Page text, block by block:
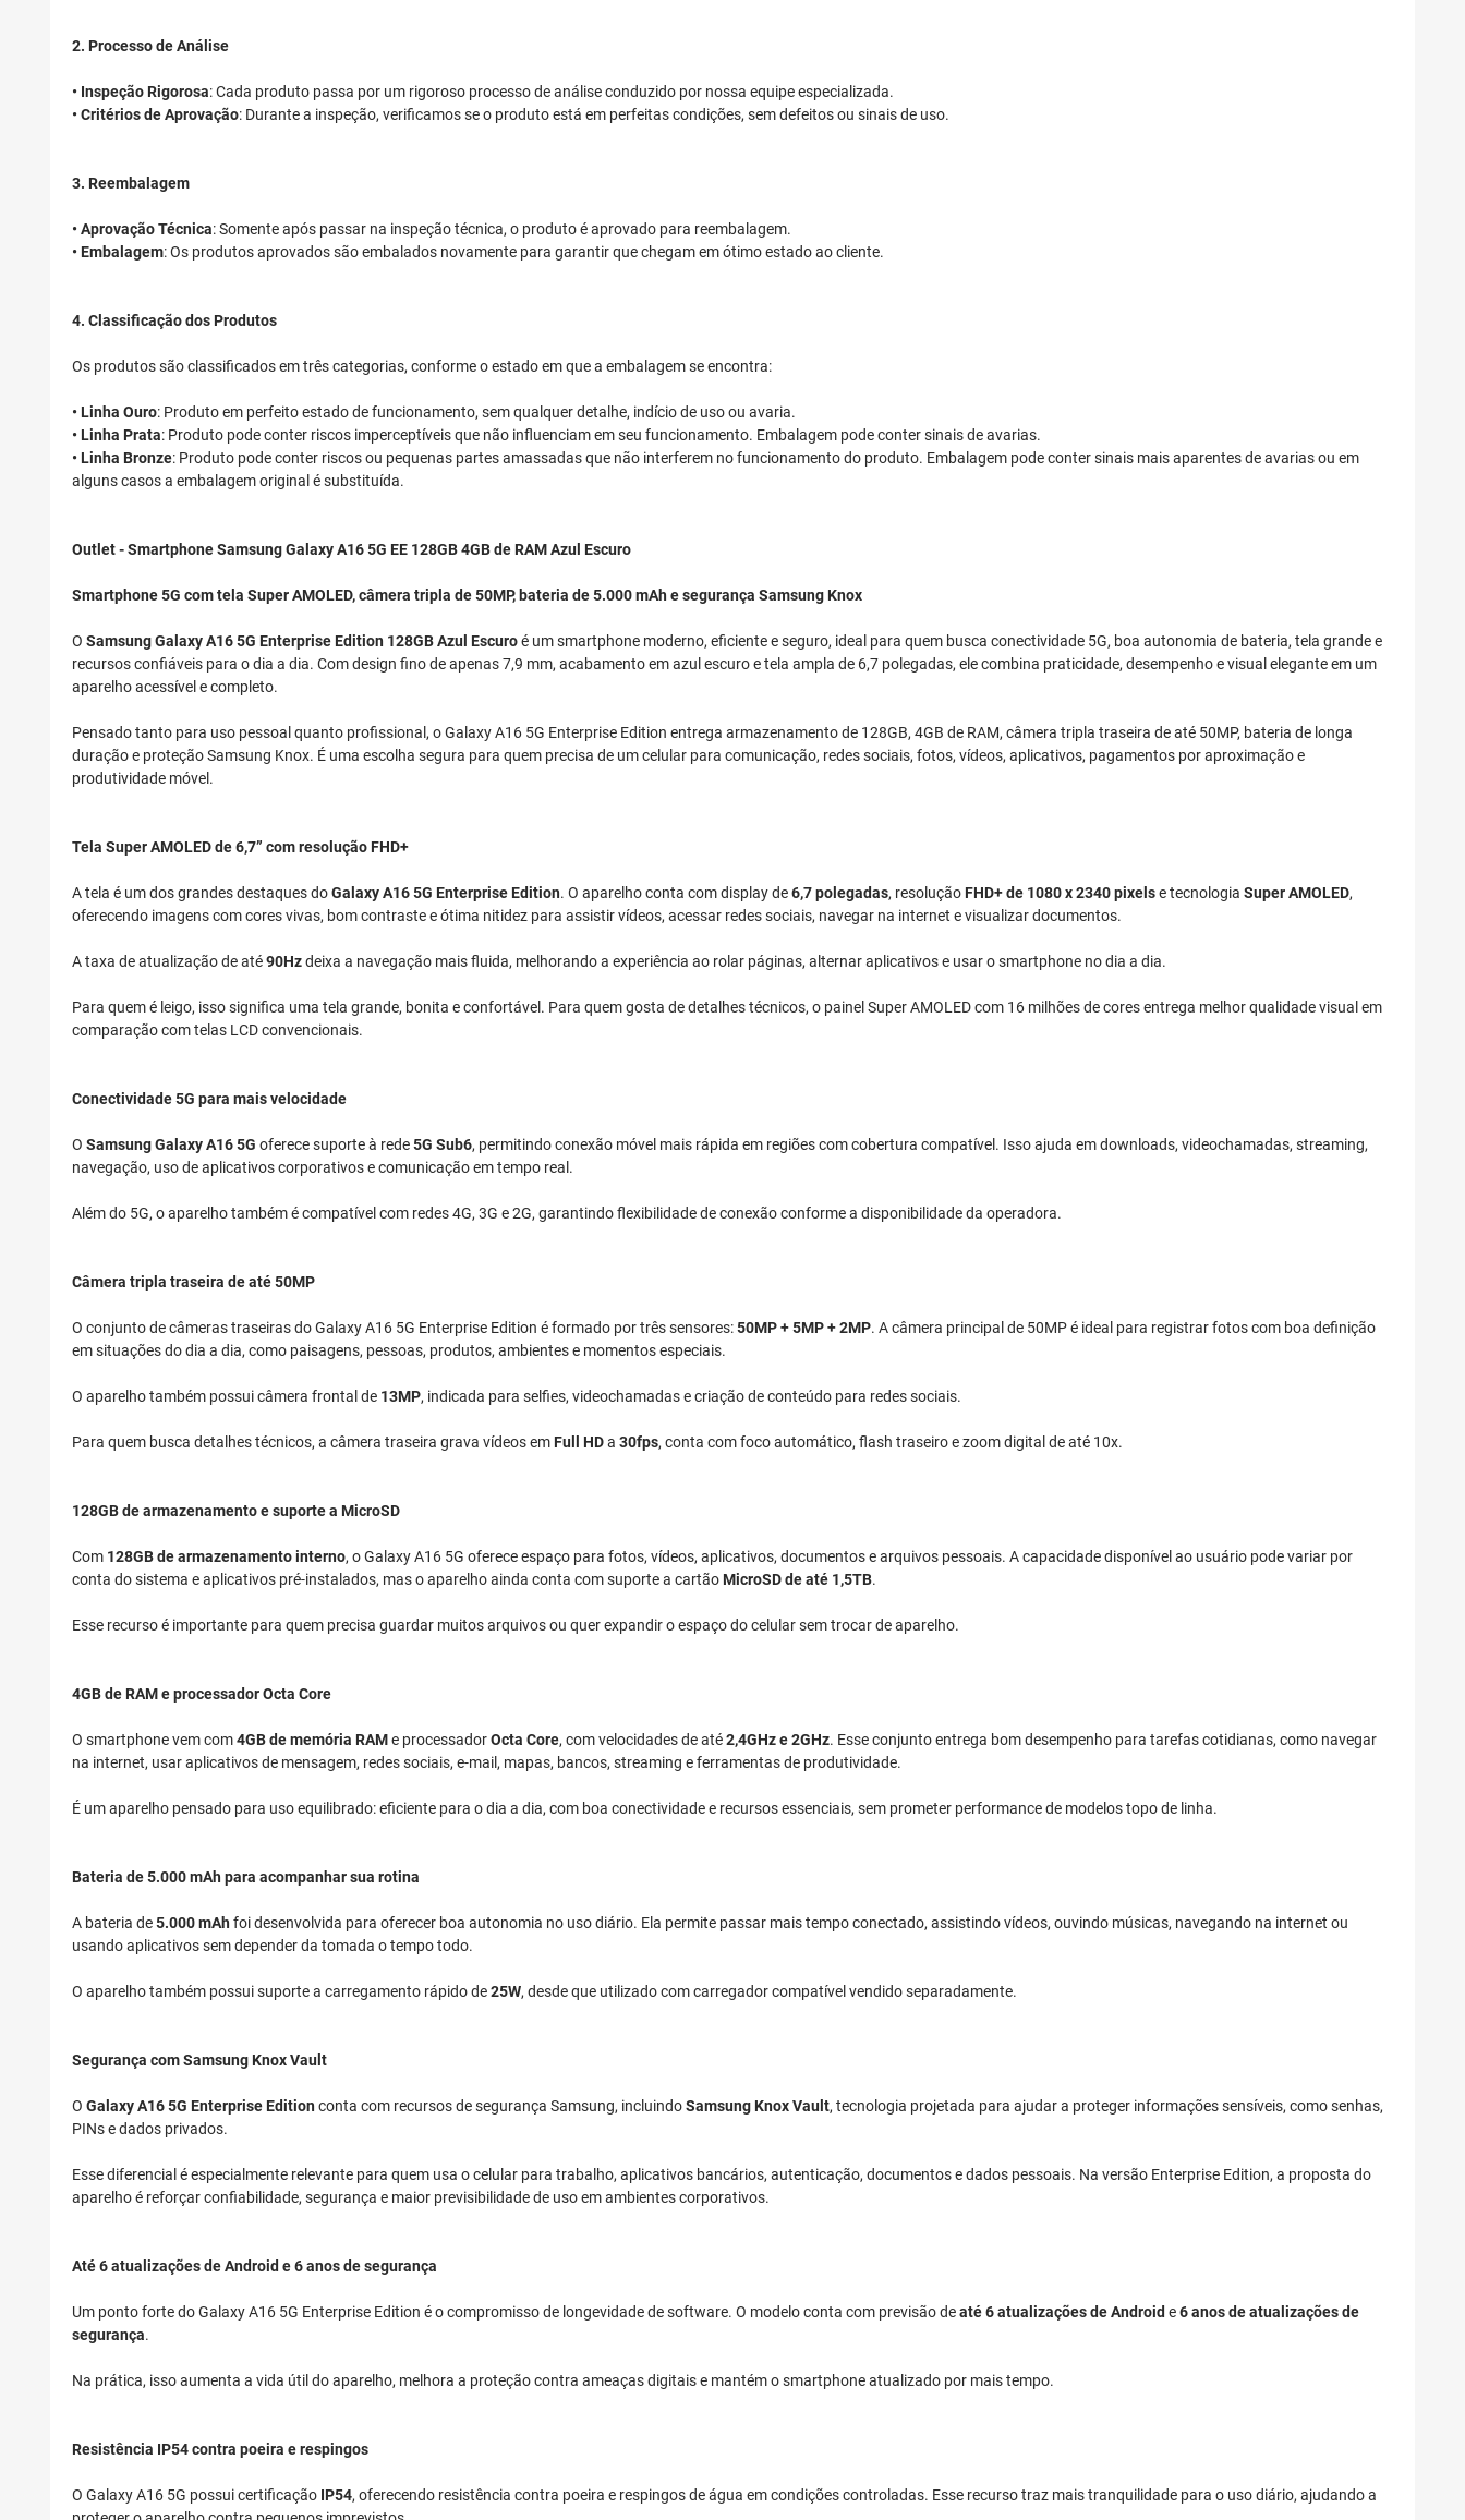
2. Processo de Análise
• Inspeção Rigorosa: Cada produto passa por um rigoroso processo de análise conduzido por nossa equipe especializada.
• Critérios de Aprovação: Durante a inspeção, verificamos se o produto está em perfeitas condições, sem defeitos ou sinais de uso.
3. Reembalagem
• Aprovação Técnica: Somente após passar na inspeção técnica, o produto é aprovado para reembalagem.
• Embalagem: Os produtos aprovados são embalados novamente para garantir que chegam em ótimo estado ao cliente.
4. Classificação dos Produtos
Os produtos são classificados em três categorias, conforme o estado em que a embalagem se encontra:
• Linha Ouro: Produto em perfeito estado de funcionamento, sem qualquer detalhe, indício de uso ou avaria.
• Linha Prata: Produto pode conter riscos imperceptíveis que não influenciam em seu funcionamento. Embalagem pode conter sinais de avarias.
• Linha Bronze: Produto pode conter riscos ou pequenas partes amassadas que não interferem no funcionamento do produto. Embalagem pode conter sinais mais aparentes de avarias ou em
alguns casos a embalagem original é substituída.
Outlet - Smartphone Samsung Galaxy A16 5G EE 128GB 4GB de RAM Azul Escuro
Smartphone 5G com tela Super AMOLED, câmera tripla de 50MP, bateria de 5.000 mAh e segurança Samsung Knox
O Samsung Galaxy A16 5G Enterprise Edition 128GB Azul Escuroé um smartphone moderno, eficiente e seguro, ideal para quem busca conectividade 5G, boa autonomia de bateria, tela grande e
recursos confiáveis para o dia a dia. Com design fino de apenas 7,9 mm, acabamento em azul escuro e tela ampla de 6,7 polegadas, ele combina praticidade, desempenho e visual elegante em um
aparelho acessível e completo.
Pensado tanto para uso pessoal quanto profissional, o Galaxy A16 5G Enterprise Edition entrega armazenamento de 128GB, 4GB de RAM, câmera tripla traseira de até 50MP, bateria de longa
duração e proteção Samsung Knox. É uma escolha segura para quem precisa de um celular para comunicação, redes sociais, fotos, vídeos, aplicativos, pagamentos por aproximação e
produtividade móvel.
Tela Super AMOLED de 6,7” com resolução FHD+
A tela é um dos grandes destaques doGalaxy A16 5G Enterprise Edition. O aparelho conta com display de6,7 polegadas, resoluçãoFHD+ de 1080 x 2340 pixelse tecnologia Super AMOLED,
oferecendo imagens com cores vivas, bom contraste e ótima nitidez para assistir vídeos, acessar redes sociais, navegar na internet e visualizar documentos.
A taxa de atualização de até90Hzdeixa a navegação mais fluida, melhorando a experiência ao rolar páginas, alternar aplicativos e usar o smartphone no dia a dia.
Para quem é leigo, isso significa uma tela grande, bonita e confortável. Para quem gosta de detalhes técnicos, o painel Super AMOLED com 16 milhões de cores entrega melhor qualidade visual em
comparação com telas LCD convencionais.
Conectividade 5G para mais velocidade
O Samsung Galaxy A16 5G oferece suporte à rede5G Sub6, permitindo conexão móvel mais rápida em regiões com cobertura compatível. Isso ajuda em downloads, videochamadas, streaming,
navegação, uso de aplicativos corporativos e comunicação em tempo real.
Além do 5G, o aparelho também é compatível com redes 4G, 3G e 2G, garantindo flexibilidade de conexão conforme a disponibilidade da operadora.
Câmera tripla traseira de até 50MP
O conjunto de câmeras traseiras do Galaxy A16 5G Enterprise Edition é formado por três sensores:50MP + 5MP + 2MP. A câmera principal de 50MP é ideal para registrar fotos com boa definição
em situações do dia a dia, como paisagens, pessoas, produtos, ambientes e momentos especiais.
O aparelho também possui câmera frontal de 13MP, indicada para selfies, videochamadas e criação de conteúdo para redes sociais.
Para quem busca detalhes técnicos, a câmera traseira grava vídeos emFull HDa 30fps, conta com foco automático, flash traseiro e zoom digital de até 10x.
128GB de armazenamento e suporte a MicroSD
Com 128GB de armazenamento interno, o Galaxy A16 5G oferece espaço para fotos, vídeos, aplicativos, documentos e arquivos pessoais. A capacidade disponível ao usuário pode variar por
conta do sistema e aplicativos pré-instalados, mas o aparelho ainda conta com suporte a cartãoMicroSD de até 1,5TB.
Esse recurso é importante para quem precisa guardar muitos arquivos ou quer expandir o espaço do celular sem trocar de aparelho.
4GB de RAM e processador Octa Core
O smartphone vem com4GB de memória RAMe processadorOcta Core, com velocidades de até2,4GHz e 2GHz. Esse conjunto entrega bom desempenho para tarefas cotidianas, como navegar
na internet, usar aplicativos de mensagem, redes sociais, e-mail, mapas, bancos, streaming e ferramentas de produtividade.
É um aparelho pensado para uso equilibrado: eficiente para o dia a dia, com boa conectividade e recursos essenciais, sem prometer performance de modelos topo de linha.
Bateria de 5.000 mAh para acompanhar sua rotina
A bateria de5.000 mAhfoi desenvolvida para oferecer boa autonomia no uso diário. Ela permite passar mais tempo conectado, assistindo vídeos, ouvindo músicas, navegando na internet ou
usando aplicativos sem depender da tomada o tempo todo.
O aparelho também possui suporte a carregamento rápido de25W, desde que utilizado com carregador compatível vendido separadamente.
Segurança com Samsung Knox Vault
O Galaxy A16 5G Enterprise Editionconta com recursos de segurança Samsung, incluindoSamsung Knox Vault, tecnologia projetada para ajudar a proteger informações sensíveis, como senhas,
PINs e dados privados.
Esse diferencial é especialmente relevante para quem usa o celular para trabalho, aplicativos bancários, autenticação, documentos e dados pessoais. Na versão Enterprise Edition, a proposta do
aparelho é reforçar confiabilidade, segurança e maior previsibilidade de uso em ambientes corporativos.
Até 6 atualizações de Android e 6 anos de segurança
Um ponto forte do Galaxy A16 5G Enterprise Edition é o compromisso de longevidade de software. O modelo conta com previsão deaté 6 atualizações de Android e6 anos de atualizações de
segurança.
Na prática, isso aumenta a vida útil do aparelho, melhora a proteção contra ameaças digitais e mantém o smartphone atualizado por mais tempo.
Resistência IP54 contra poeira e respingos
O Galaxy A16 5G possui certificação IP54, oferecendo resistência contra poeira e respingos de água em condições controladas. Esse recurso traz mais tranquilidade para o uso diário, ajudando a